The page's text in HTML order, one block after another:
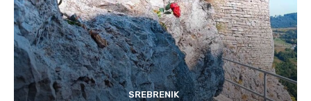
SREBRENIK